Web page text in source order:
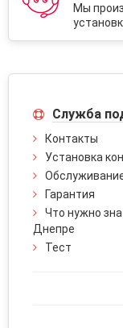
Мы
Служба
Контакты
Установка
Гарантия
Что нужно
Днепре
Тест